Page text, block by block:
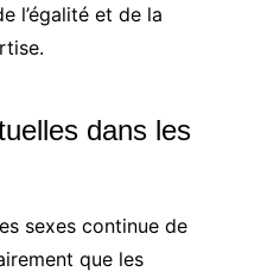
l’égalité et de la
dans les
sexes continue de
que les